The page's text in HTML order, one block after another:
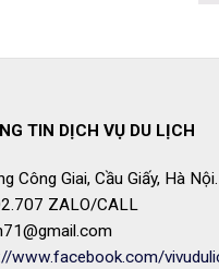
TIN DỊCH VỤ DU LỊCH
Công Giai, Cầu Giấy, Hà Nội.
ZALO/CALL
www.facebook.com/